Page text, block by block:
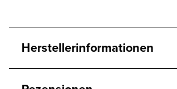
Herstellerinformationen